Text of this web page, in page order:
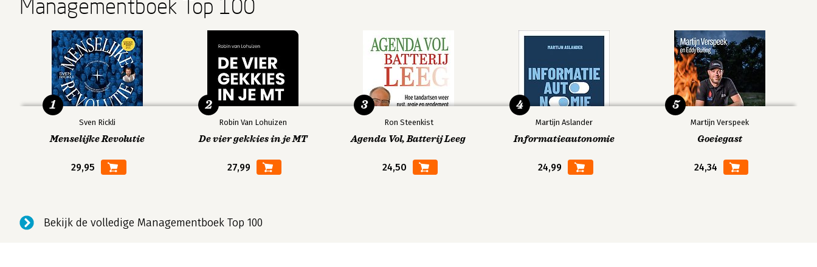
Managementboek Top 100
Sven Rickli
Menselijke Revolutie
29,95
1
Robin Van Lohuizen
De vier gekkies in je MT
27,99
2
Ron Steenkist
Agenda Vol, Batterij Leeg
24,50
3
Martijn Aslander
Informatieautonomie
24,99
4
Martijn Verspeek
Goeiegast
24,34
5
Bekijk de volledige Managementboek Top 100